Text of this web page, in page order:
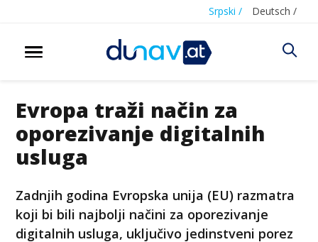
Srpski / Deutsch /
Evropa traži način za
oporezivanje digitalnih
usluga
Zadnjih godina Evropska unija (EU) razmatra
koji bi bili najbolji načini za oporezivanje
digitalnih usluga, uključivo jedinstveni porez